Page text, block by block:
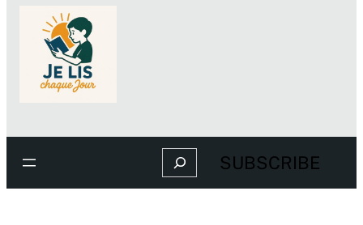
Search SUBSCRIBE